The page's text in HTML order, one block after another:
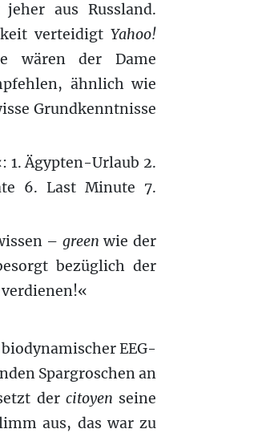
aus Russland.
verteidigt Yahoo!
wären der Dame
ähnlich wie
Grundkenntnisse
1. Ägypten-Urlaub 2.
6. Last Minute 7.
– green wie der
bezüglich der
EEG-
Spargroschen an
der citoyen seine
aus, das war zu